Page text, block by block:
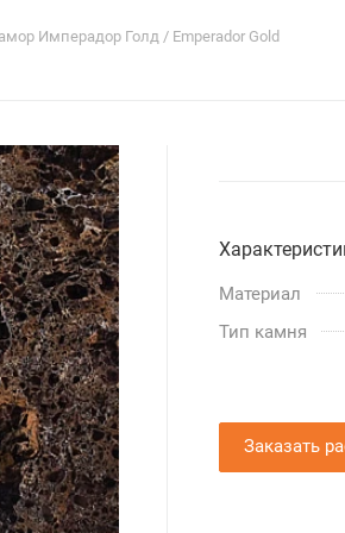
Имперадор Голд / Emperador Gold
Материал
Тип камня
Заказать